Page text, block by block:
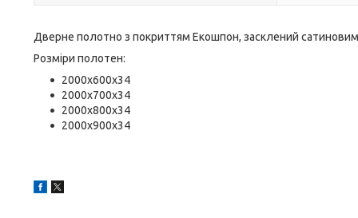
Дверне полотно з покриттям Екошпон, засклений
Розміри полотен:
2000х600х34
2000х700х34
2000х800х34
2000х900х34